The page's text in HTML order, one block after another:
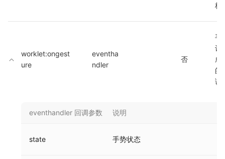
标
worklet:ongest
ure
eventha
ndler
否
手
识
成
的
调
eventhandler 回调参数 说明
state 手势状态